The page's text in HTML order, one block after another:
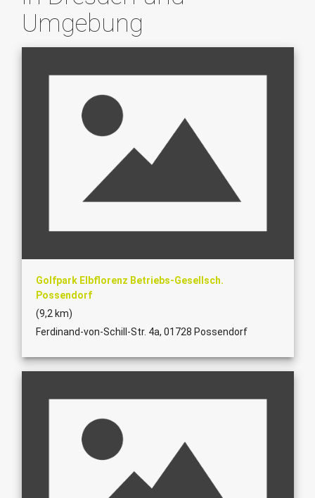
Umgebung
Golfpark Elbflorenz Betriebs-Gesellsch.
Possendorf
(9,2 km)
Ferdinand-von-Schill-Str. 4a, 01728 Possendorf